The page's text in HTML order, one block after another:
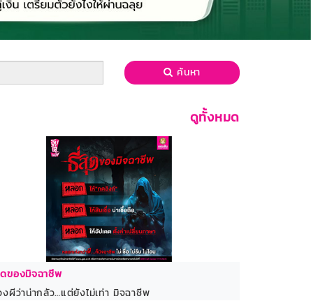
ค้นหา
ดูทั้งหมด
ของมิจฉาชีพ
งผีว่าน่ากลัว…แต่ยังไม่เท่า มิจฉาชีพ